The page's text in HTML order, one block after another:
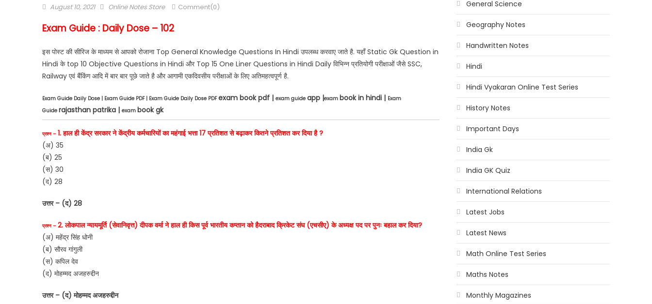
August 10, 2021 Online Notes Store Comment(0)
Exam Guide : Daily Dose – 102
इस पोस्ट की सीरिज के माध्यम से आपको रोजाना Top General Knowledge Questions In Hindi उपलब्ध करवाए जाते है. यहाँ Static Gk Question in
Hindi के top 10 Objective Questions in Hindi और Top 15 One Liner Questions in Hindi Daily विभिन्न प्रतियोगी परीक्षाओं जैसे SSC,
Railway एवं बैंकिंग आदि में बार बार पूछे जाते है और आगामी एकदिवसीय परीक्षाओं के लिए अतिमहत्वपूर्ण है.
Exam Guide Daily Dose | Exam Guide PDF | Exam Guide Daily Dose PDFexam book pdf | exam guide app |exam book in hindi | Exam
Guide rajasthan patrika | exam book gk
प्रश्न – 1. हाल ही केंद्र सरकार ने केंद्रीय कर्मचारियों का महंगाई भत्ता 17 प्रतिशत से बढ़ाकर कितने प्रतिशत कर दिया है ?
(अ) 35
(ब) 25
(स) 30
(द) 28
उत्तर – (द) 28
प्रश्न – 2. लोकपाल न्यायमूर्ति (सेवानिवृत्त) दीपक वर्मा ने हाल ही किस पूर्व भारतीय कप्तान को हैदराबाद क्रिकेट संघ (एचसीए) के अध्यक्ष पद पर पुनः बहाल कर दिया?
(अ) महेंद्र सिंह धोनी
(ब) सौरव गांगुली
(स) कपिल देव
(द) मोहम्मद अजहरुद्दीन
उत्तर – (द) मोहम्मद अजहरुद्दीन
General Science
Geography Notes
Handwritten Notes
Hindi
Hindi Vyakaran Online Test Series
History Notes
Important Days
India Gk
India GK Quiz
International Relations
Latest Jobs
Latest News
Math Online Test Series
Maths Notes
Monthly Magazines